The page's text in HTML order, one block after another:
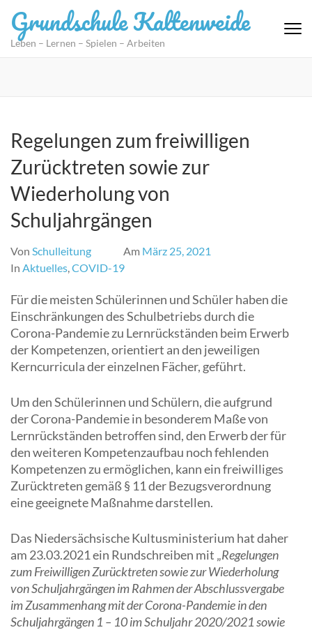
Inhalt
springen
Grundschule Kaltenweide
Leben – Lernen – Spielen – Arbeiten
Regelungen zum freiwilligen
Zurücktreten sowie zur
Wiederholung von
Schuljahrgängen
Von Schulleitung Am März 25, 2021
In Aktuelles,COVID-19
Für die meisten Schülerinnen und Schüler haben die
Einschränkungen des Schulbetriebs durch die
Corona-Pandemie zu Lernrückständen beim Erwerb
der Kompetenzen, orientiert an den jeweiligen
Kerncurricula der einzelnen Fächer, geführt.
Um den Schülerinnen und Schülern, die aufgrund
der Corona-Pandemie in besonderem Maße von
Lernrückständen betroffen sind, den Erwerb der für
den weiteren Kompetenzaufbau noch fehlenden
Kompetenzen zu ermöglichen, kann ein freiwilliges
Zurücktreten gemäß § 11 der Bezugsverordnung
eine geeignete Maßnahme darstellen.
Das Niedersächsische Kultusministerium hat daher
am 23.03.2021 ein Rundschreiben mit „Regelungen
zum Freiwilligen Zurücktreten sowie zur Wiederholung
von Schuljahrgängen im Rahmen der Abschlussvergabe
im Zusammenhang mit der Corona-Pandemie in den
Schuljahrgängen 1 – 10 im Schuljahr 2020/2021 sowie